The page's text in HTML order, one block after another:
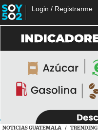
Login / Registrarme
NOTICIAS GUATEMALA / TRENDING